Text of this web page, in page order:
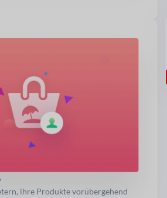
ihre Produkte vorübergehend